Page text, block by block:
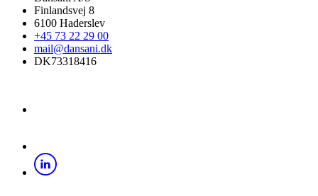
Finlandsvej 8
6100 Haderslev
+45 73 22 29 00
mail@dansani.dk
DK73318416